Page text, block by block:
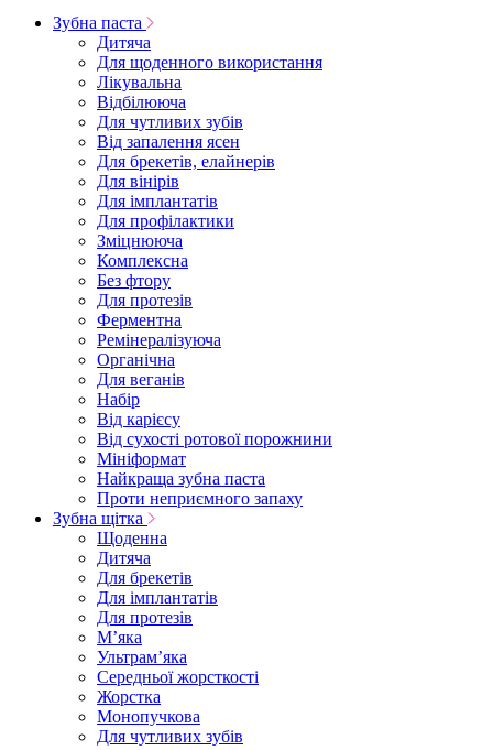
Зубна паста
Дитяча
Для щоденного використання
Лікувальна
Відбілююча
Для чутливих зубів
Від запалення ясен
Для брекетів, елайнерів
Для вінірів
Для імплантатів
Для профілактики
Зміцнююча
Комплексна
Без фтору
Для протезів
Ферментна
Ремінералізуюча
Органічна
Для веганів
Набір
Від карієсу
Від сухості ротової порожнини
Мініформат
Найкраща зубна паста
Проти неприємного запаху
Зубна щітка
Щоденна
Дитяча
Для брекетів
Для імплантатів
Для протезів
Мʼяка
Ультрамʼяка
Середньої жорсткості
Жорстка
Монопучкова
Для чутливих зубів